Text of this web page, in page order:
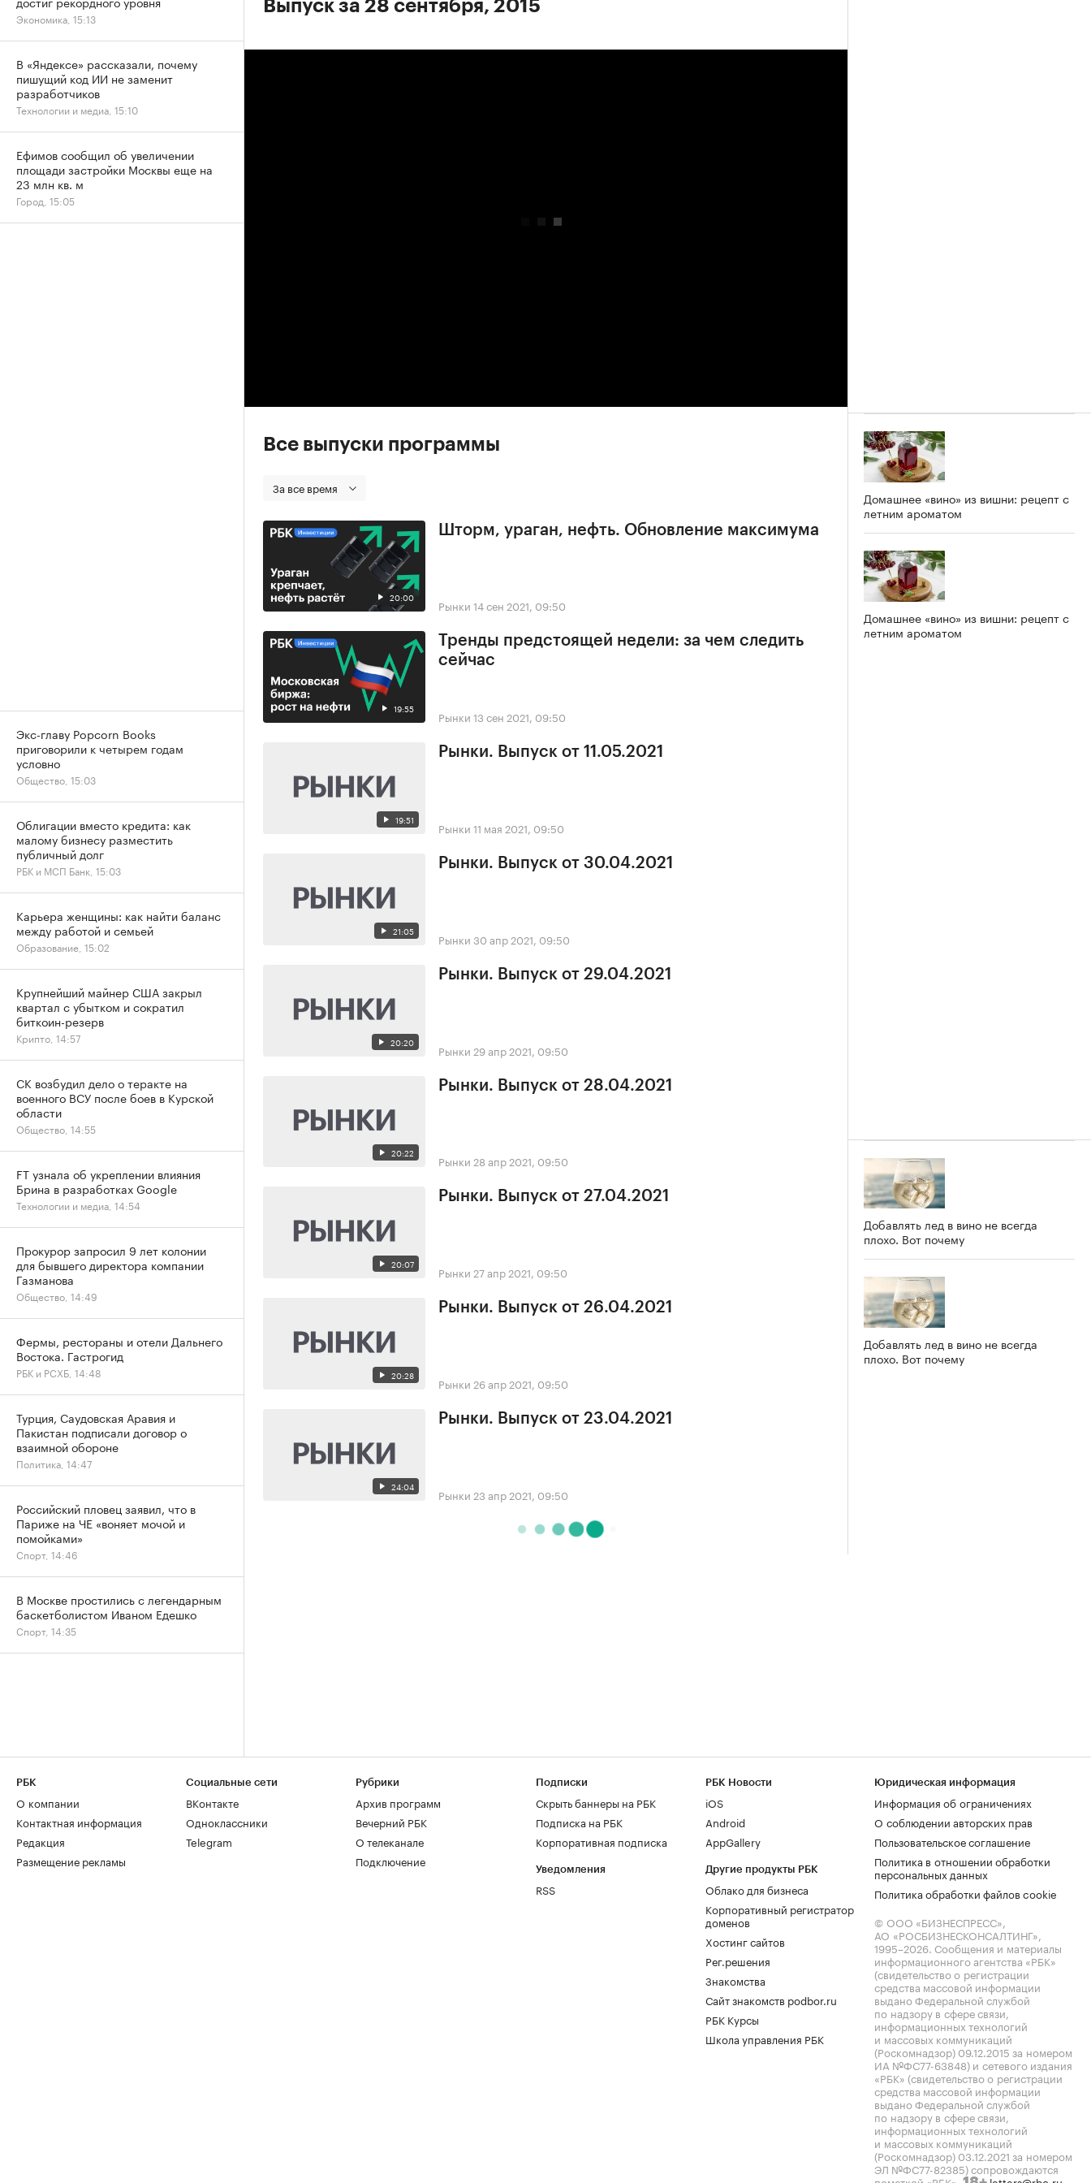
Выпуск за 28 сентября, 2015
Все выпуски программы
За все время
20:00
Шторм, ураган, нефть. Обновление максимума
Рынки 14 сен 2021, 09:50
19:55
Тренды предстоящей недели: за чем следить
сейчас
Рынки 13 сен 2021, 09:50
19:51
Рынки. Выпуск от 11.05.2021
Рынки 11 мая 2021, 09:50
21:05
Рынки. Выпуск от 30.04.2021
Рынки 30 апр 2021, 09:50
20:20
Рынки. Выпуск от 29.04.2021
Рынки 29 апр 2021, 09:50
20:22
Рынки. Выпуск от 28.04.2021
Рынки 28 апр 2021, 09:50
20:07
Рынки. Выпуск от 27.04.2021
Рынки 27 апр 2021, 09:50
20:28
Рынки. Выпуск от 26.04.2021
Рынки 26 апр 2021, 09:50
24:04
Рынки. Выпуск от 23.04.2021
Рынки 23 апр 2021, 09:50
Домашнее «вино» из вишни: рецепт с
летним ароматом
Домашнее «вино» из вишни: рецепт с
летним ароматом
Добавлять лед в вино не всегда
плохо. Вот почему
Добавлять лед в вино не всегда
плохо. Вот почему
Экономика, 15:13
В «Яндексе» рассказали, почему
пишущий код ИИ не заменит
разработчиков
Технологии и медиа, 15:10
Ефимов сообщил об увеличении
площади застройки Москвы еще на
23 млн кв. м
Город, 15:05
Экс-главу Popcorn Books
приговорили к четырем годам
условно
Общество, 15:03
Облигации вместо кредита: как
малому бизнесу разместить
публичный долг
РБК и МСП Банк, 15:03
Карьера женщины: как найти баланс
между работой и семьей
Образование, 15:02
Крупнейший майнер США закрыл
квартал с убытком и сократил
биткоин-резерв
Крипто, 14:57
СК возбудил дело о теракте на
военного ВСУ после боев в Курской
области
Общество, 14:55
FT узнала об укреплении влияния
Брина в разработках Google
Технологии и медиа, 14:54
Прокурор запросил 9 лет колонии
для бывшего директора компании
Газманова
Общество, 14:49
Фермы, рестораны и отели Дальнего
Востока. Гастрогид
РБК и РСХБ, 14:48
Турция, Саудовская Аравия и
Пакистан подписали договор о
взаимной обороне
Политика, 14:47
Российский пловец заявил, что в
Париже на ЧЕ «воняет мочой и
помойками»
Спорт, 14:46
В Москве простились с легендарным
баскетболистом Иваном Едешко
Спорт, 14:35
РБК
О компании
Контактная информация
Редакция
Размещение рекламы
Социальные сети
ВКонтакте
Одноклассники
Telegram
Рубрики
Архив программ
Вечерний РБК
О телеканале
Подключение
Подписки
Скрыть баннеры на РБК
Подписка на РБК
Корпоративная подписка
Уведомления
RSS
РБК Новости
iOS
Android
AppGallery
Другие продукты РБК
Облако для бизнеса
Корпоративный регистратор
доменов
Хостинг сайтов
Рег.решения
Знакомства
Сайт знакомств podbor.ru
РБК Курсы
Школа управления РБК
Юридическая информация
Информация об ограничениях
О соблюдении авторских прав
Пользовательское соглашение
Политика в отношении обработки
персональных данных
Политика обработки файлов cookie
© ООО «БИЗНЕСПРЕСС»,
АО «РОСБИЗНЕСКОНСАЛТИНГ»,
1995–2026. Сообщения и материалы
информационного агентства «РБК»
(свидетельство о регистрации
средства массовой информации
выдано Федеральной службой
по надзору в сфере связи,
информационных технологий
и массовых коммуникаций
(Роскомнадзор) 09.12.2015 за номером
ИА №ФС77-63848) и сетевого издания
«РБК» (свидетельство о регистрации
средства массовой информации
выдано Федеральной службой
по надзору в сфере связи,
информационных технологий
и массовых коммуникаций
(Роскомнадзор) 03.12.2021 за номером
ЭЛ №ФС77-82385) сопровождаются